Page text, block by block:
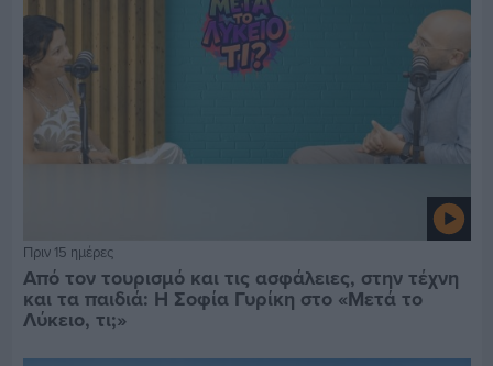
Πριν 15 ημέρες
Από τον τουρισμό και τις ασφάλειες, στην τέχνη
και τα παιδιά: Η Σοφία Γυρίκη στο «Μετά το
Λύκειο, τι;»